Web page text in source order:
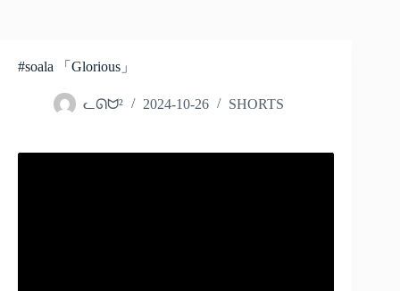
#soala 「Glorious」
ᓚᘏᗢ² 2024-10-26 SHORTS